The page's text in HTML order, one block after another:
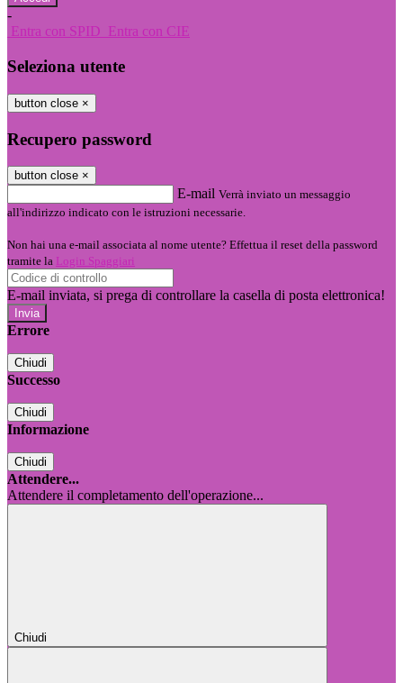
-
Entra con SPID Entra con CIE
Seleziona utente
button close ×
Recupero password
button close ×
E-mail Verrà inviato un messaggio
all'indirizzo indicato con le istruzioni necessarie.
Non hai una e-mail associata al nome utente? Effettua il reset della password
tramite la Login Spaggiari
E-mail inviata, si prega di controllare la casella di posta elettronica!
Errore
Chiudi
Successo
Chiudi
Informazione
Chiudi
Attendere...
Attendere il completamento dell'operazione...
Chiudi